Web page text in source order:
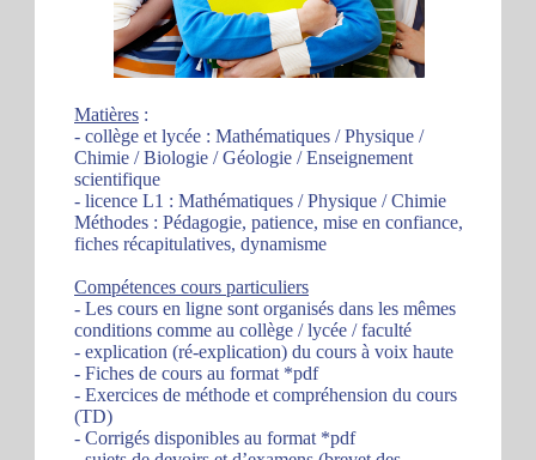
Matières :
- collège et lycée : Mathématiques / Physique /
Chimie / Biologie / Géologie / Enseignement
scientifique
- licence L1 : Mathématiques / Physique / Chimie
Méthodes : Pédagogie, patience, mise en confiance,
fiches récapitulatives, dynamisme
Compétences cours particuliers
- Les cours en ligne sont organisés dans les mêmes
conditions comme au collège / lycée / faculté
- explication (ré-explication) du cours à voix haute
- Fiches de cours au format *pdf
- Exercices de méthode et compréhension du cours
(TD)
- Corrigés disponibles au format *pdf